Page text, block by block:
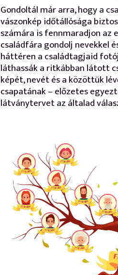
Gondoltál már arra, hogy a
vászonkép időtállósága
számára is fennmaradjon az
családfára gondolj nevekkel
háttéren a családtagjaid
láthassák a ritkábban látott
képét, nevét és a közöttük
csapatának – előzetes
látványtervet az általad